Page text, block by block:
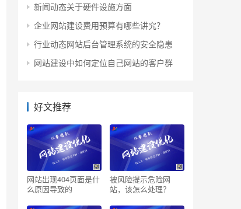
新闻动态关于硬件设施方面
企业网站建设费用预算有哪些讲究？
行业动态网站后台管理系统的安全隐患
网站建设中如何定位自己网站的客户群
好文推荐
网站出现404页面是什
么原因导致的
被风险提示危险网
站，该怎么处理？